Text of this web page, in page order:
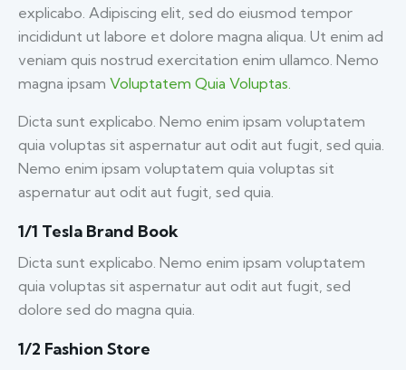
explicabo. Adipiscing elit, sed do eiusmod tempor
incididunt ut labore et dolore magna aliqua. Ut enim ad
veniam quis nostrud exercitation enim ullamco. Nemo
magna ipsam Voluptatem Quia Voluptas.
Dicta sunt explicabo. Nemo enim ipsam voluptatem
quia voluptas sit aspernatur aut odit aut fugit, sed quia.
Nemo enim ipsam voluptatem quia voluptas sit
aspernatur aut odit aut fugit, sed quia.
1/1 Tesla Brand Book
Dicta sunt explicabo. Nemo enim ipsam voluptatem
quia voluptas sit aspernatur aut odit aut fugit, sed
dolore sed do magna quia.
1/2 Fashion Store